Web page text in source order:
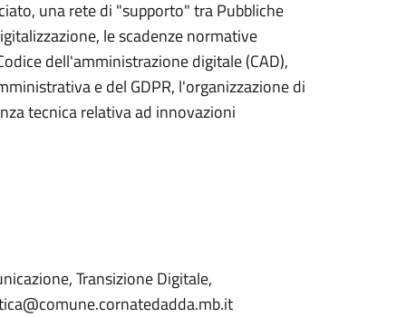
una rete di "supporto" tra Pubbliche
le scadenze normative
dell'amministrazione digitale (CAD),
e del GDPR, l'organizzazione di
tecnica relativa ad innovazioni
Transizione Digitale,